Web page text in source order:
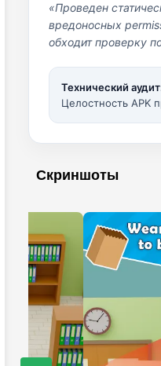
«Проведен
вредоносных
обходит проверку
Технический
Целостность APK
Скриншоты